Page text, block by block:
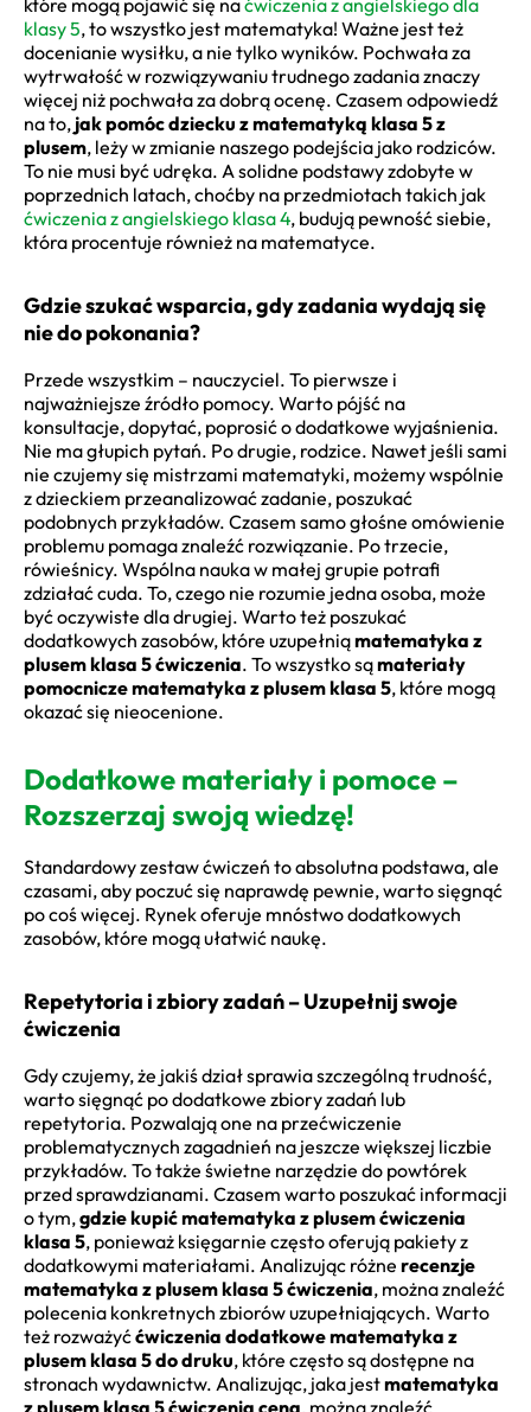
klasy 5, to wszystko jest matematyka! Ważne jest też
docenianie wysiłku, a nie tylko wyników. Pochwała za
wytrwałość w rozwiązywaniu trudnego zadania znaczy
więcej niż pochwała za dobrą ocenę. Czasem odpowiedź
na to, jak pomóc dziecku z matematyką klasa 5 z
plusem, leży w zmianie naszego podejścia jako rodziców.
To nie musi być udręka. A solidne podstawy zdobyte w
poprzednich latach, choćby na przedmiotach takich jak
ćwiczenia z angielskiego klasa 4, budują pewność siebie,
która procentuje również na matematyce.
Gdzie szukać wsparcia, gdy zadania wydają się
nie do pokonania?
Przede wszystkim – nauczyciel. To pierwsze i
najważniejsze źródło pomocy. Warto pójść na
konsultacje, dopytać, poprosić o dodatkowe wyjaśnienia.
Nie ma głupich pytań. Po drugie, rodzice. Nawet jeśli sami
nie czujemy się mistrzami matematyki, możemy wspólnie
z dzieckiem przeanalizować zadanie, poszukać
podobnych przykładów. Czasem samo głośne omówienie
problemu pomaga znaleźć rozwiązanie. Po trzecie,
rówieśnicy. Wspólna nauka w małej grupie potrafi
zdziałać cuda. To, czego nie rozumie jedna osoba, może
być oczywiste dla drugiej. Warto też poszukać
dodatkowych zasobów, które uzupełniąmatematyka z
plusem klasa 5 ćwiczenia. To wszystko sąmateriały
pomocnicze matematyka z plusem klasa 5, które mogą
okazać się nieocenione.
Dodatkowe materiały i pomoce –
Rozszerzaj swoją wiedzę!
Standardowy zestaw ćwiczeń to absolutna podstawa, ale
czasami, aby poczuć się naprawdę pewnie, warto sięgnąć
po coś więcej. Rynek oferuje mnóstwo dodatkowych
zasobów, które mogą ułatwić naukę.
Repetytoria i zbiory zadań – Uzupełnij swoje
ćwiczenia
Gdy czujemy, że jakiś dział sprawia szczególną trudność,
warto sięgnąć po dodatkowe zbiory zadań lub
repetytoria. Pozwalają one na przećwiczenie
problematycznych zagadnień na jeszcze większej liczbie
przykładów. To także świetne narzędzie do powtórek
przed sprawdzianami. Czasem warto poszukać informacji
o tym,gdzie kupić matematyka z plusem ćwiczenia
klasa 5, ponieważ księgarnie często oferują pakiety z
dodatkowymi materiałami. Analizując różne recenzje
matematyka z plusem klasa 5 ćwiczenia, można znaleźć
polecenia konkretnych zbiorów uzupełniających. Warto
też rozważyććwiczenia dodatkowe matematyka z
plusem klasa 5 do druku, które często są dostępne na
stronach wydawnictw. Analizując, jaka jestmatematyka